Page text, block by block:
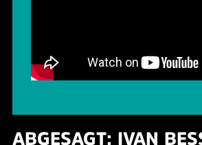
ABGESAGT: IVAN